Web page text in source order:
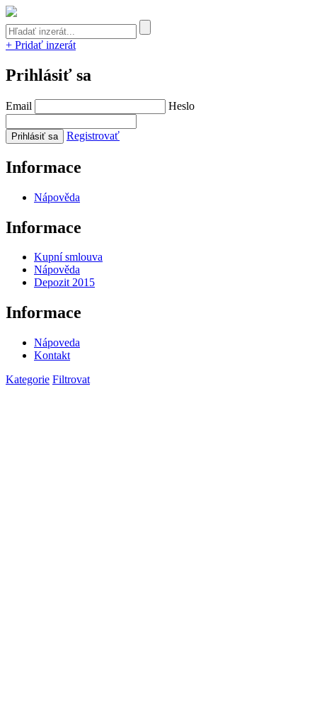
+ Pridať inzerát
Prihlásiť sa
Email Heslo
Registrovať
Informace
Nápověda
Informace
Kupní smlouva
Nápověda
Depozit 2015
Informace
Nápoveda
Kontakt
Kategorie Filtrovat